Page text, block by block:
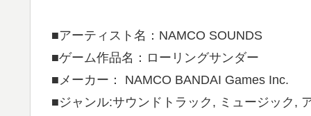
■アーティスト名：NAMCO SOUNDS
■ゲーム作品名：ローリングサンダー
■メーカー： NAMCO BANDAI Games Inc.
■ジャンル:サウンドトラック, ミュージック,